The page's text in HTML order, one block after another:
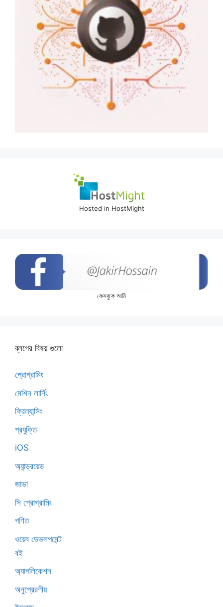
Hosted in HostMight
ফেসবুকে আমি
ব্লগের বিষয় গুলো
প্রোগ্রামিং
মেশিন লার্নিং
ফ্রিল্যান্সিং
প্রযুক্তি
iOS
অ্যান্ড্রয়েড
জাভা
সি প্রোগ্রামিং
গণিত
ওয়েব ডেভলপমেন্ট
বই
অ্যাপলিকেশন
অনুপ্রেরণীয়